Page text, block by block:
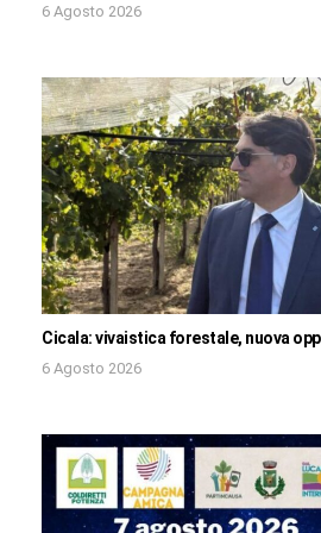
6 Agosto 2026
Cicala: vivaistica forestale, nuova
6 Agosto 2026